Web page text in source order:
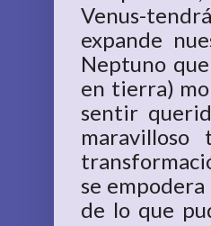
Venus-
expande
Neptuno
en tierra)
sentir
se
de lo que